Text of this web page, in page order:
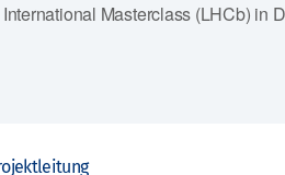
International Masterclass (LHCb) in